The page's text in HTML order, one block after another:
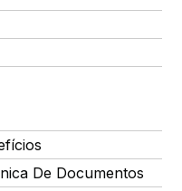
De Documentos